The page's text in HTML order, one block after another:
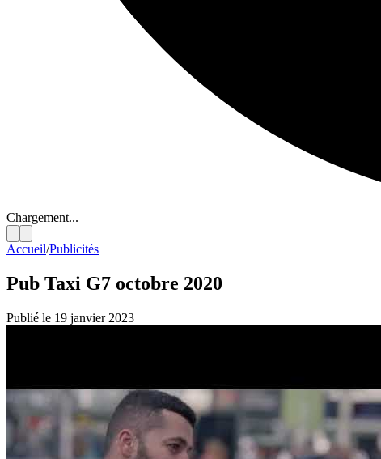
Chargement...
Accueil/Publicités
Pub Taxi G7 octobre 2020
Publié le 19 janvier 2023